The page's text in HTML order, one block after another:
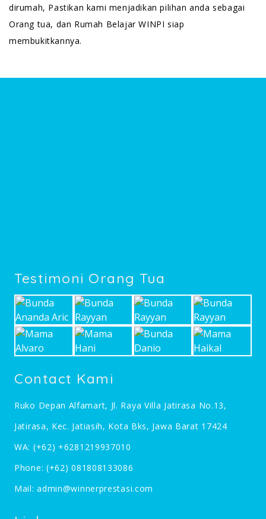
dirumah, Pastikan kami menjadikan pilihan anda sebagai
Orang tua, dan Rumah Belajar WINPI siap
membukitkannya.
Testimoni Orang Tua
Contact Kami
Ruko Depan Alfamart, Jl. Raya Villa Jatirasa No.13,
Jatirasa, Kec. Jatiasih, Kota Bks, Jawa Barat 17424
WA: (+62) +6281219937010
Phone: (+62) 081808133086
Mail:admin@winnerprestasi.com